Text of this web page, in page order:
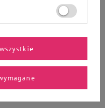
przez